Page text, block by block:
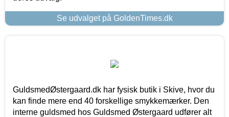
Se udvalget på GoldenTimes.dk
GuldsmedØstergaard.dk har fysisk butik i Skive, hvor du
kan finde mere end 40 forskellige smykkemærker. Den
interne guldsmed hos Guldsmed Østergaard udfører alt